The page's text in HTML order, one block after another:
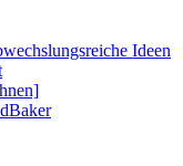
Ideen